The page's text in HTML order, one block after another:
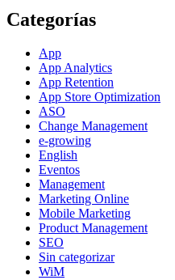
Categorías
App
App Analytics
App Retention
App Store Optimization
ASO
Change Management
e-growing
English
Eventos
Management
Marketing Online
Mobile Marketing
Product Management
SEO
Sin categorizar
WiM